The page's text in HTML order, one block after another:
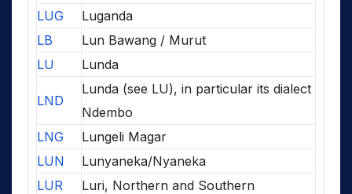
LUG
Luganda
LB
Lun Bawang / Murut
LU
Lunda
LND
Lunda (see LU), in particular its dialect
Ndembo
LNG
Lungeli Magar
LUN
Lunyaneka/Nyaneka
LUR
Luri, Northern and Southern